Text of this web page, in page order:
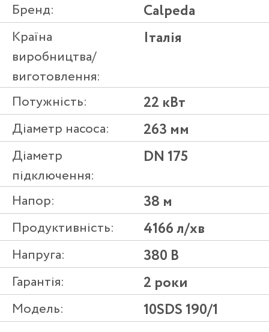
Бренд: Calpeda
Країна
виробництва/
виготовлення:
Італія
Потужність: 22 кВт
Діаметр насоса: 263 мм
Діаметр
підключення:
DN 175
Напор: 38 м
Продуктивність: 4166 л/хв
Напруга: 380 В
Гарантія: 2 роки
Модель: 10SDS 190/1